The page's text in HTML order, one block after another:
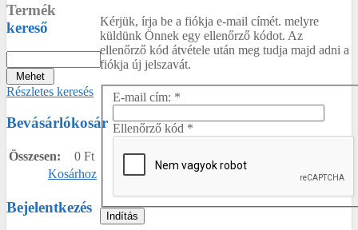
Kérjük, írja be a fiókja e-mail címét. melyre
küldünk Önnek egy ellenőrző kódot. Az
ellenőrző kód átvétele után meg tudja majd adni a
fiókja új jelszavát.
E-mail cím: *
Ellenőrző kód *
Indítás
Termék
kereső
Részletes keresés
Bevásárlókosár
Összesen:
0 Ft
Kosárhoz
Bejelentkezés